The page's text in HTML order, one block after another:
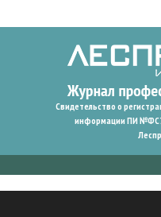
Свидетельство о
информации ПИ
ваши предпочтения и